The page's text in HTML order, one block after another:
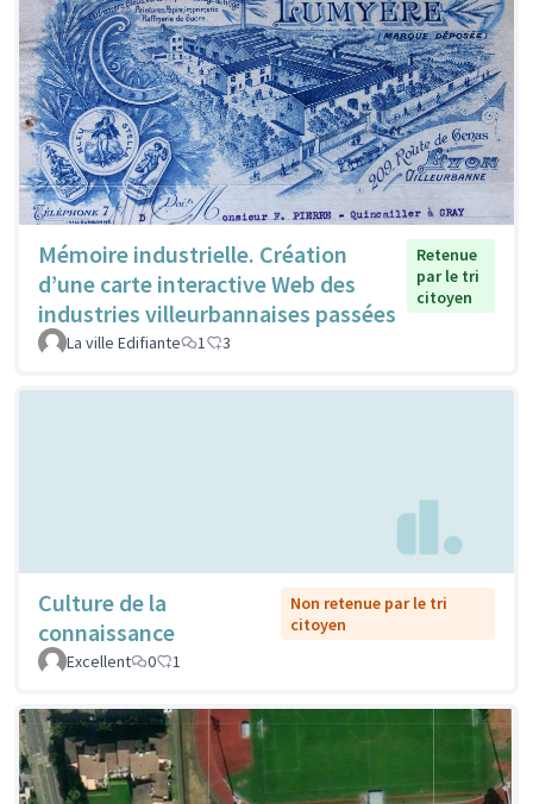
Mémoire industrielle. Création
d’une carte interactive Web des
industries villeurbannaises passées
Retenue
par le tri
citoyen
La ville Edifiante 1 3
Culture de la
connaissance
Non retenue par le tri
citoyen
Excellent
0 1